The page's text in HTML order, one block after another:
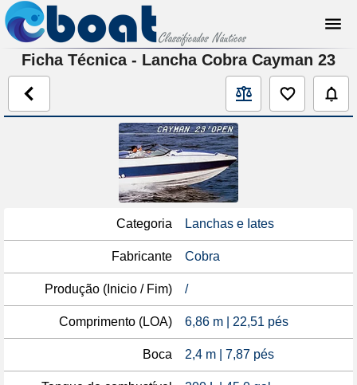
Ficha Técnica - Lancha Cobra Cayman 23
Categoria Lanchas e Iates
Fabricante Cobra
Produção (Inicio / Fim) /
Comprimento (LOA) 6,86 m | 22,51 pés
Boca 2,4 m | 7,87 pés